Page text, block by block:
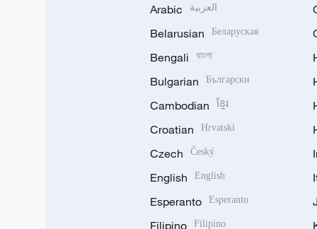
Arabic العربية
Belarusian Беларуская
Bengali বাংলা
Bulgarian Български
Cambodian ខ្មែរ
Croatian Hrvatski
Czech Český
English English
Esperanto Esperanto
Filipino Filipino